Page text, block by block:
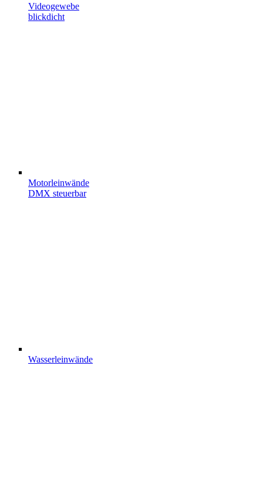
Videogewebe
blickdicht
Motorleinwände
DMX steuerbar
Wasserleinwände